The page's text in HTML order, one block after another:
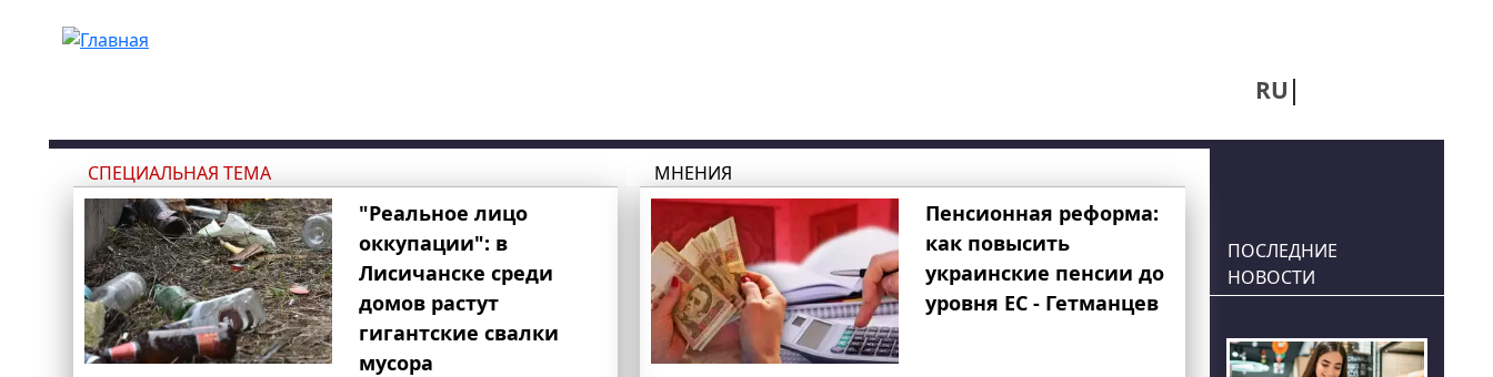
RU
СПЕЦИАЛЬНАЯ ТЕМА
"Реальное лицо
оккупации": в
Лисичанске среди
домов растут
гигантские свалки
мусора
МНЕНИЯ
Пенсионная реформа:
как повысить
украинские пенсии до
уровня ЕС - Гетманцев
ПОСЛЕДНИЕ
НОВОСТИ